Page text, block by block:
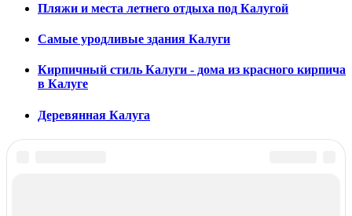
Пляжи и места летнего отдыха под Калугой
Самые уродливые здания Калуги
Кирпичный стиль Калуги - дома из красного кирпича
в Калуге
Деревянная Калуга